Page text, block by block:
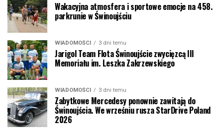
Wakacyjna atmosfera i sportowe emocje na 458.
parkrunie w Świnoujściu
WIADOMOŚCI 3 dni temu
Jarigol Team Flota Świnoujście zwycięzcą III
Memoriału im. Leszka Zakrzewskiego
WIADOMOŚCI 3 dni temu
Zabytkowe Mercedesy ponownie zawitają do
Świnoujścia. We wrześniu rusza StarDrive Poland
2026